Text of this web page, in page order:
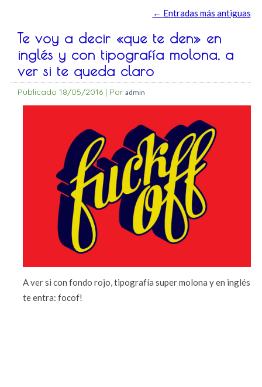
← Entradas más antiguas
Te voy a decir «que te den» en
inglés y con tipografía molona, a
ver si te queda claro
Publicado 18/05/2016 | Por admin
A ver si con fondo rojo, tipografía super molona y en inglés
te entra: focof!